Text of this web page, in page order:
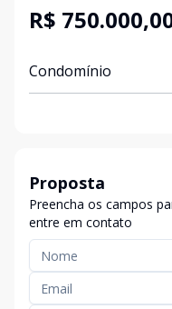
R$
Condomínio
Proposta
Preencha os campos
entre em contato